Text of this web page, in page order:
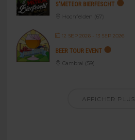
S’METEOR BIERFESCHT
Hochfelden (67)
12 SEP 2026- 13 SEP 2026
BEER TOUR EVENT
Cambrai (59)
AFFICHER PLUS